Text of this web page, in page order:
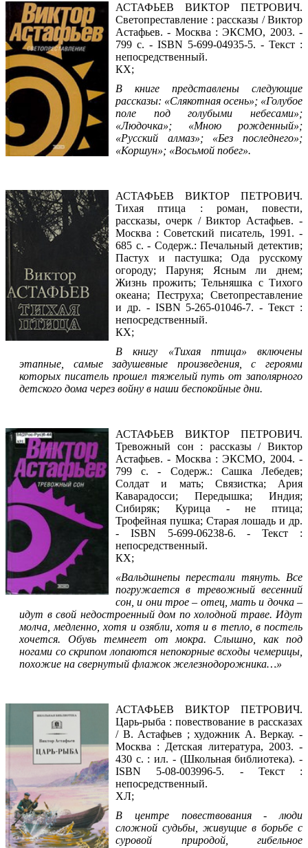
АСТАФЬЕВ ВИКТОР ПЕТРОВИЧ.
Светопреставление : рассказы / Виктор
Астафьев. - Москва : ЭКСМО, 2003. -
799 с. - ISBN 5-699-04935-5. - Текст :
непосредственный.
КХ;
В книге представлены следующие
рассказы: «Слякотная осень»; «Голубое
поле под голубыми небесами»;
«Людочка»; «Мною рожденный»;
«Русский алмаз»; «Без последнего»;
«Коршун»; «Восьмой побег».
АСТАФЬЕВ ВИКТОР ПЕТРОВИЧ.
Тихая птица : роман, повести,
рассказы, очерк / Виктор Астафьев. -
Москва : Советский писатель, 1991. -
685 с. - Содерж.: Печальный детектив;
Пастух и пастушка; Ода русскому
огороду; Паруня; Ясным ли днем;
Жизнь прожить; Тельняшка с Тихого
океана; Пеструха; Светопреставление
и др. - ISBN 5-265-01046-7. - Текст :
непосредственный.
КХ;
В книгу «Тихая птица» включены
этапные, самые задушевные произведения, с героями
которых писатель прошел тяжелый путь от заполярного
детского дома через войну в наши беспокойные дни.
АСТАФЬЕВ ВИКТОР ПЕТРОВИЧ.
Тревожный сон : рассказы / Виктор
Астафьев. - Москва : ЭКСМО, 2004. -
799 с. - Содерж.: Сашка Лебедев;
Солдат и мать; Связистка; Ария
Каварадосси; Передышка; Индия;
Сибиряк; Курица - не птица;
Трофейная пушка; Старая лошадь и др.
- ISBN 5-699-06238-6. - Текст :
непосредственный.
КХ;
«Вальдшнепы перестали тянуть. Все
погружается в тревожный весенний
сон, и они трое – отец, мать и дочка –
идут в свой недостроенный дом по холодной траве. Идут
молча, медленно, хотя и озябли, хотя и в тепло, в постель
хочется. Обувь темнеет от мокра. Слышно, как под
ногами со скрипом лопаются непокорные всходы чемерицы,
похожие на свернутый флажок железнодорожника…»
АСТАФЬЕВ ВИКТОР ПЕТРОВИЧ.
Царь-рыба : повествование в рассказах
/ В. Астафьев ; художник А. Веркау. -
Москва : Детская литература, 2003. -
430 с. : ил. - (Школьная библиотека). -
ISBN 5-08-003996-5. - Текст :
непосредственный.
ХЛ;
В центре повествования - люди
сложной судьбы, живущие в борьбе с
суровой природой, гибельное